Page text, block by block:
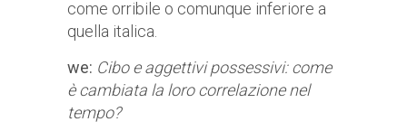
come orribile o comunque inferiore a
quella italica.
we: Cibo e aggettivi possessivi: come
è cambiata la loro correlazione nel
tempo?